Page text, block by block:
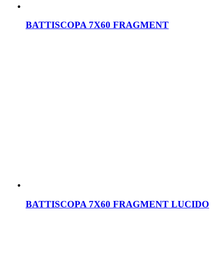
BATTISCOPA 7X60 FRAGMENT
BATTISCOPA 7X60 FRAGMENT LUCIDO